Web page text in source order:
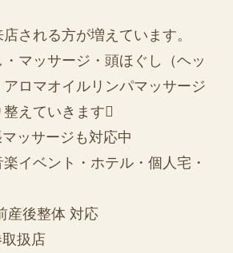
される方が増えています。
マッサージ・頭ほぐし（ヘッ
アロマオイルリンパマッサージ
えていきます
ッサージも対応中
イベント・ホテル・個人宅・
産後整体 対応
扱店